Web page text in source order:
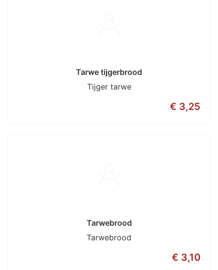
Tarwe tijgerbrood
Tijger tarwe
€ 3,25
Tarwebrood
Tarwebrood
€ 3,10